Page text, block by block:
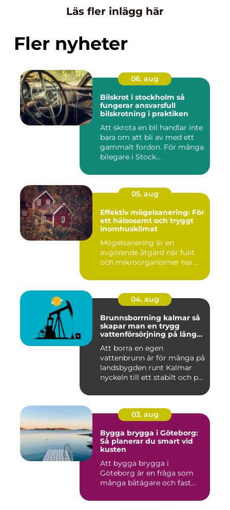
Läs fler inlägg här
Fler nyheter
06. aug
Bilskrot i stockholm så
fungerar ansvarsfull
bilskrotning i praktiken
Att skrota en bil handlar inte
bara om att bli av med ett
gammalt fordon. För många
bilegare i Stock...
05. aug
Effektiv mögelsanering: För
ett hälsosamt och tryggt
inomhusklimat
Mögelsanering är en
avgörande åtgärd när fukt
och mikroorganismer har...
04. aug
Brunnsborrning kalmar så
skapar man en trygg
vattenförsörjning på lång
Att borra en egen
vattenbrunn är för många på
landsbygden runt Kalmar
nyckeln till ett stabilt och p...
03. aug
Bygga brygga i Göteborg:
Så planerar du smart vid
kusten
Att bygga brygga i
Göteborg är en fråga som
många båtägare och fast...